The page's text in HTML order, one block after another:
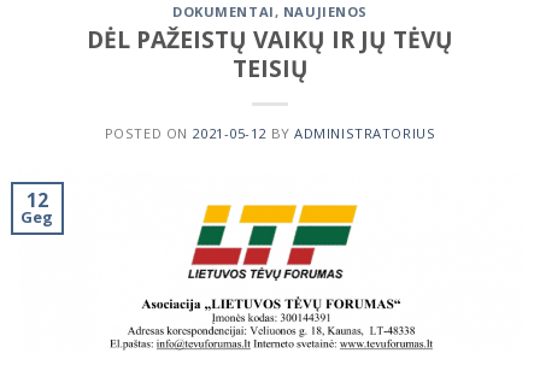
DOKUMENTAI , NAUJIENOS
DĖL PAŽEISTŲ VAIKŲ IR JŲ TĖVŲ
TEISIŲ
POSTED ON 2021-05-12 BYADMINISTRATORIUS
12
Geg